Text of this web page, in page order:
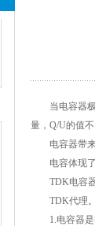
当电容器极
量，Q/U的值不
电容器带来
电容体现了
TDK电容器
TDK代理。
1.电容器是电